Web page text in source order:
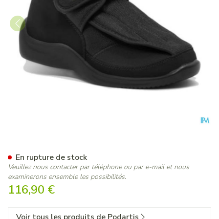
116,90 €
En rupture de stock
Veuillez nous contacter par téléphone ou par e-mail et nous
examinerons ensemble les possibilités.